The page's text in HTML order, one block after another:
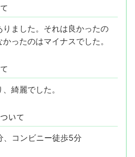
ました。それは良かったの
ったのはマイナスでした。
綺麗でした。
いて
、コンビニー徒歩5分